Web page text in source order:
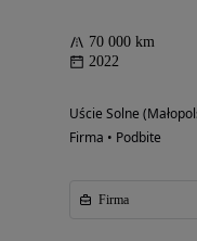
70 000 km
2022
Uście Solne
Firma • Podbite
Firma